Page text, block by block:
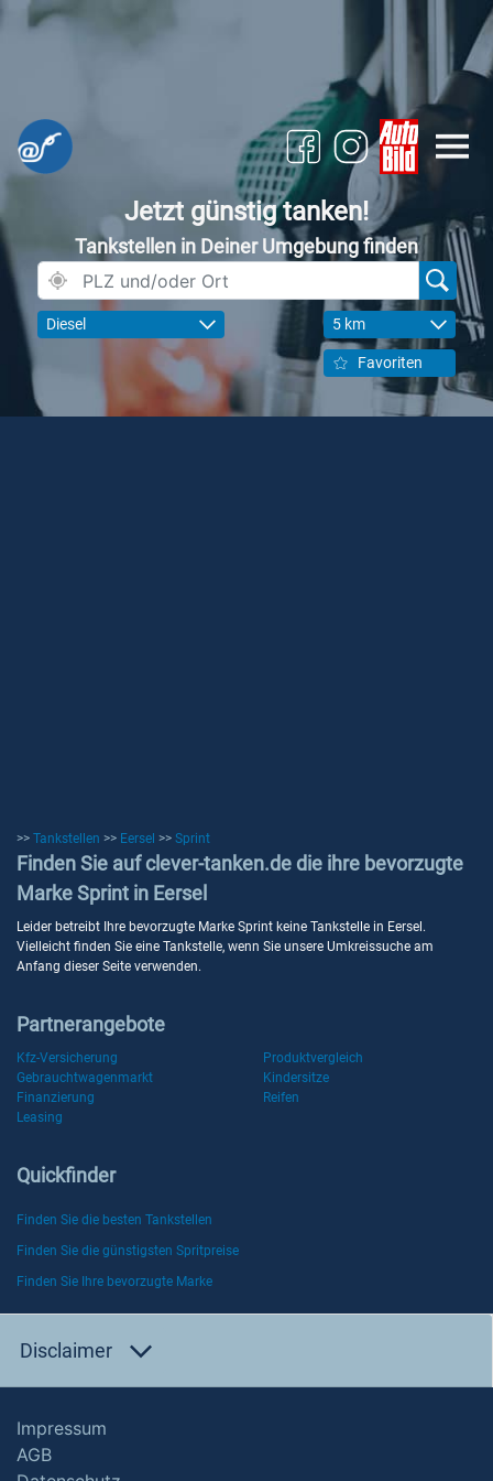
Jetzt günstig tanken!
Tankstellen in Deiner Umgebung finden
Diesel 5 km
Favoriten
>> Tankstellen >> Eersel >> Sprint
Finden Sie auf clever-tanken.de die ihre bevorzugte
Marke Sprint in Eersel
Leider betreibt Ihre bevorzugte Marke Sprint keine Tankstelle in Eersel.
Vielleicht finden Sie eine Tankstelle, wenn Sie unsere Umkreissuche am
Anfang dieser Seite verwenden.
Partnerangebote
Kfz-Versicherung
Produktvergleich
Gebrauchtwagenmarkt
Kindersitze
Finanzierung
Reifen
Leasing
Quickfinder
Finden Sie die besten Tankstellen
Finden Sie die günstigsten Spritpreise
Finden Sie Ihre bevorzugte Marke
Disclaimer
Impressum
AGB